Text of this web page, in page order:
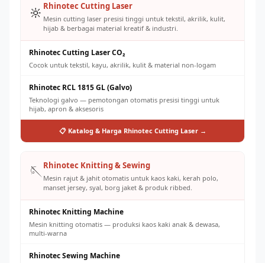
🔆 Rhinotec Cutting Laser
Mesin cutting laser presisi tinggi untuk tekstil, akrilik, kulit,
hijab & berbagai material kreatif & industri.
Rhinotec Cutting Laser CO₂
Cocok untuk tekstil, kayu, akrilik, kulit & material non-logam
Rhinotec RCL 1815 GL (Galvo)
Teknologi galvo — pemotongan otomatis presisi tinggi untuk
hijab, apron & aksesoris
📋 Katalog & Harga Rhinotec Cutting Laser →
🪡Rhinotec Knitting & Sewing
Mesin rajut & jahit otomatis untuk kaos kaki, kerah polo,
manset jersey, syal, borg jaket & produk ribbed.
Rhinotec Knitting Machine
Mesin knitting otomatis — produksi kaos kaki anak & dewasa,
multi-warna
Rhinotec Sewing Machine